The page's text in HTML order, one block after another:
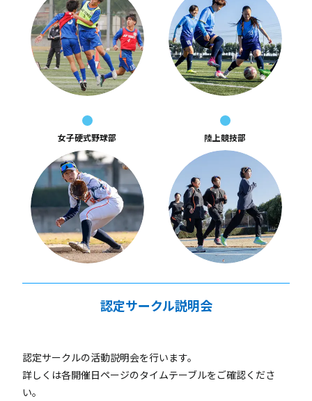
女子硬式野球部 陸上競技部
認定サークル説明会
認定サークルの活動説明会を行います。
詳しくは各開催日ページのタイムテーブルをご確認くださ
い。